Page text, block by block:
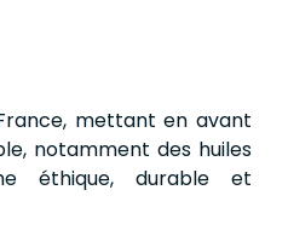
mettant en avant
notamment des huiles
éthique, durable et